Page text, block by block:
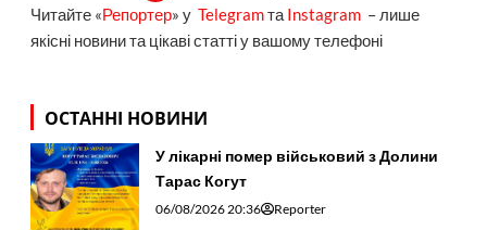
Читайте «Репортер» у Telegramта Instagram– лише
якісні новини та цікаві статті у вашому телефоні
ОСТАННІ НОВИНИ
У лікарні помер військовий з Долини
Тарас Когут
06/08/2026 20:36 Reporter